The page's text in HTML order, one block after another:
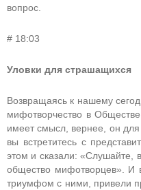
вопрос.
# 18:03
Уловки для страшащихся
Возвращаясь к нашему
мифотворчество в
имеет смысл, вернее, он
вы встретитесь с
этом и сказали: «Слушайте,
общество мифотворцев». И
триумфом с ними, привели